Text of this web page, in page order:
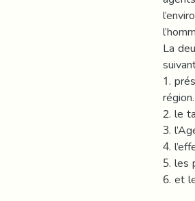
La
1.
région.
2. le
3.
4.
5. les
6. et